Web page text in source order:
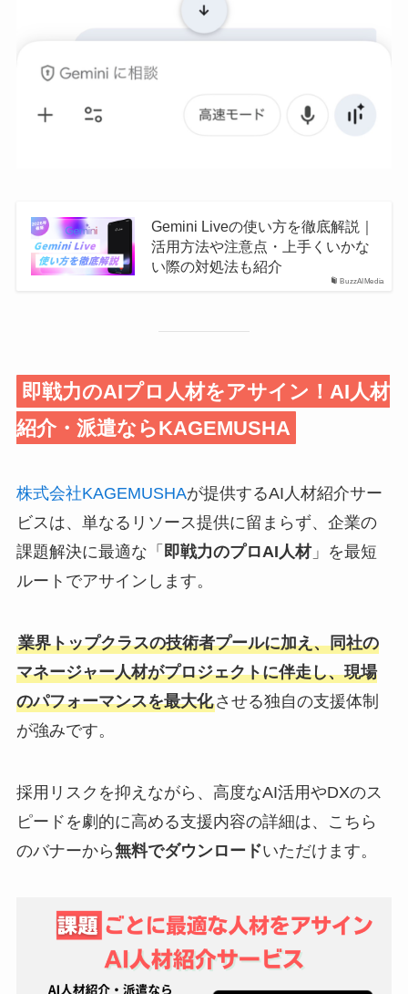
BuzzAIMedia
Gemini Liveの使い方を徹底解説｜
活用方法や注意点・上手くいかな
い際の対処法も紹介
即戦力のAIプロ人材をアサイン！AI人材
紹介・派遣ならKAGEMUSHA
株式会社KAGEMUSHAが提供するAI人材紹介サー
ビスは、単なるリソース提供に留まらず、企業の
課題解決に最適な「 即戦力のプロAI人材」を最短
ルートでアサインします。
業界トップクラスの技術者プールに加え、同社の
マネージャー人材がプロジェクトに伴走し、現場
のパフォーマンスを最大化させる独自の支援体制
が強みです。
採用リスクを抑えながら、高度なAI活用やDXのス
ピードを劇的に高める支援内容の詳細は、こちら
のバナーから無料でダウンロードいただけます。